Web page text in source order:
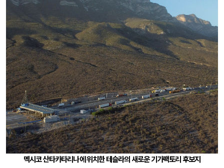
멕시코 산타카타리나에 위치한 테슬라의 새로운 기가팩토리 후보지